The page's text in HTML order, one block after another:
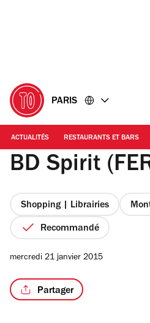
PARIS
ACTUALITÉS RESTAURANTS ET BARS
BD Spirit
Shopping | Librairies
Recommandé
mercredi 21 janvier 2015
Partager